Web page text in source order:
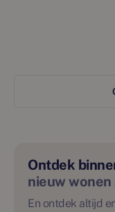
Ontdek
nieuw wonen
En ontdek altijd